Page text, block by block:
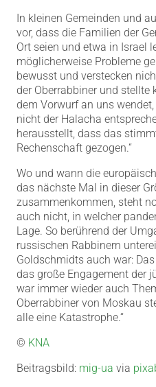
In kleinen Gemeinden und
vor, dass die Familien der
Ort seien und etwa in Israel
möglicherweise Probleme
bewusst und verstecken
der Oberrabbiner und stellte
dem Vorwurf an uns
nicht der Halacha
herausstellt, dass das
Rechenschaft gezogen.“
Wo und wann die
das nächste Mal in dieser
zusammenkommen, steht
auch nicht, in welcher
Lage. So berührend der
russischen Rabbinern
Goldschmidts auch war:
das große Engagement der
war immer wieder auch
Oberrabbiner von Moskau
alle eine Katastrophe.“
© KNA
Beitragsbild: mig-ua via